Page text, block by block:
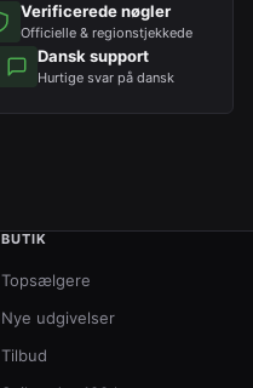
Verificerede nøgler
Officielle & regionstjekkede
Dansk support
Hurtige svar på dansk
BUTIK
Topsælgere
Nye udgivelser
Tilbud